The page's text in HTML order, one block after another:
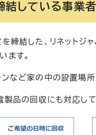
結している事業
結した、リネットジ
ます。
ンなど家の中の設置場
品の回収にも対応して